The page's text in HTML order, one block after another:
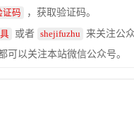
证码
，获取验证码。
或者 shejifuzhu
来关注公
可以关注本站微信公众号。